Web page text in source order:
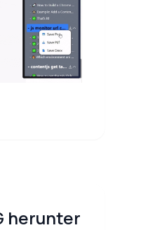
herunter